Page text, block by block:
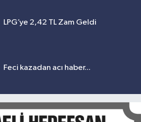
LPG’ye 2,42 TL Zam Geldi
Feci kazadan acı haber...